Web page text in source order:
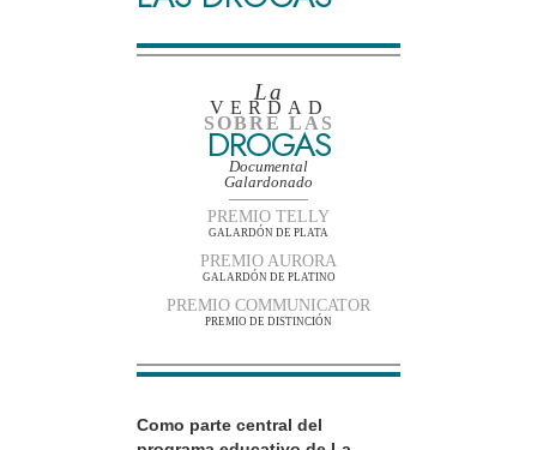
La
VERDAD
SOBRE LAS
DROGAS
Documental
Galardonado
PREMIO TELLY
GALARDÓN DE PLATA
PREMIO AURORA
GALARDÓN DE PLATINO
PREMIO COMMUNICATOR
PREMIO DE DISTINCIÓN
Como parte central del